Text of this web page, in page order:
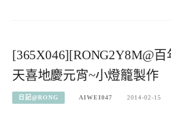
[365X046][RONG2Y8M@百
天喜地慶元宵~小燈籠製作
日記@RONG AIWEI047 2014-02-15